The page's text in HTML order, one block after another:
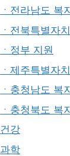
ㆍ전라남도 복
ㆍ전북특별자
ㆍ정부 지원
ㆍ제주특별자
ㆍ충청남도 복
ㆍ충청북도 복
건강
과학